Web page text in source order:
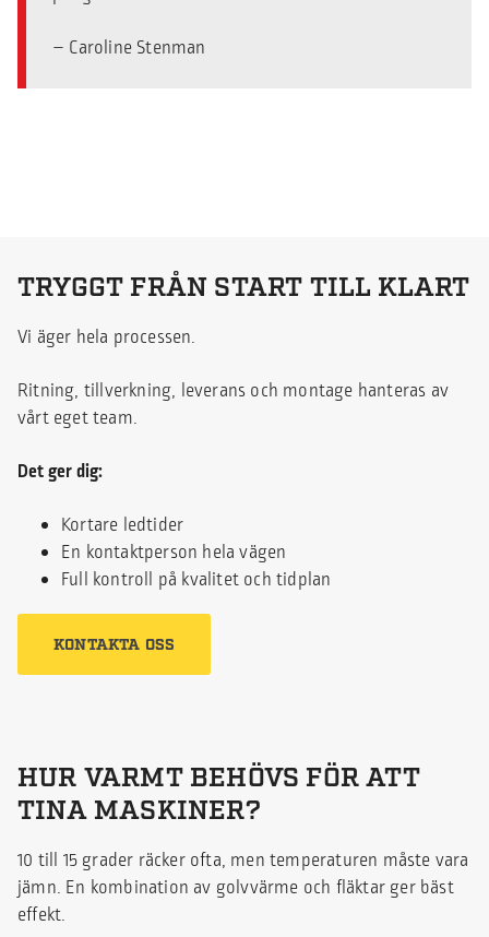
– Caroline Stenman
TRYGGT FRÅN START TILL KLART
Vi äger hela processen.
Ritning, tillverkning, leverans och montage hanteras av
vårt eget team.
Det ger dig:
Kortare ledtider
En kontaktperson hela vägen
Full kontroll på kvalitet och tidplan
KONTAKTA OSS
HUR VARMT BEHÖVS FÖR ATT
TINA MASKINER?
10 till 15 grader räcker ofta, men temperaturen måste vara
jämn. En kombination av golvvärme och fläktar ger bäst
effekt.